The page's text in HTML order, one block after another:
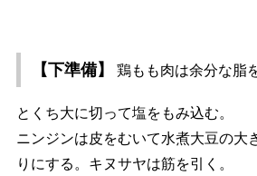
【下準備】 鶏もも肉は余分な脂
とくち大に切って塩をもみ込む。
ニンジンは皮をむいて水煮大豆の大
りにする。キヌサヤは筋を引く。